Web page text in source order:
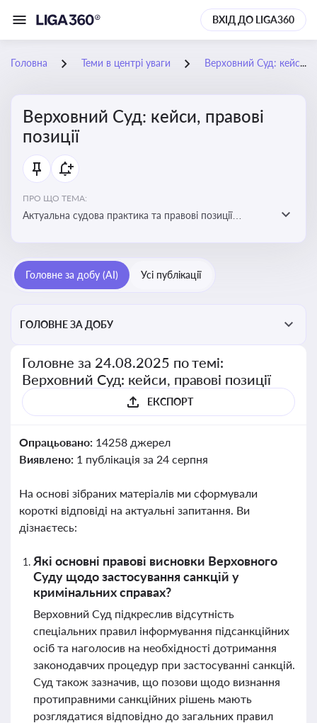
ВХІД ДО LIGA360
Головна Теми в центрі уваги Верховний Суд: кейси, правові позиції
Верховний Суд: кейси, правові
позиції
ПРО ЩО ТЕМА:
Актуальна судова практика та правові позиції
Головне за добу (AI) Усі публікації
ГОЛОВНЕ ЗА ДОБУ
Головне за 24.08.2025 по темі:
Верховний Суд: кейси, правові позиції
ЕКСПОРТ
Опрацьовано: 14258 джерел
Виявлено: 1 публікація за 24 серпня
На основі зібраних матеріалів ми сформували
короткі відповіді на актуальні запитання. Ви
дізнаєтесь:
Які основні правові висновки Верховного
Суду щодо застосування санкцій у
кримінальних справах?
Верховний Суд підкреслив відсутність
спеціальних правил інформування підсанкційних
осіб та наголосив на необхідності дотримання
законодавчих процедур при застосуванні санкцій.
Суд також зазначив, що позови щодо визнання
протиправними санкційних рішень мають
розглядатися відповідно до загальних правил